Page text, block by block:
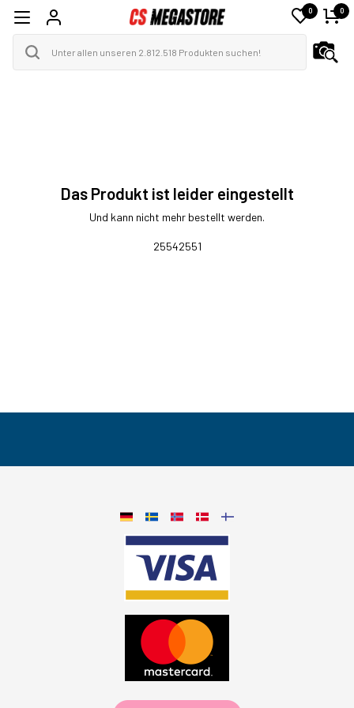
0 0
Das Produkt ist leider eingestellt
Und kann nicht mehr bestellt werden.
25542551